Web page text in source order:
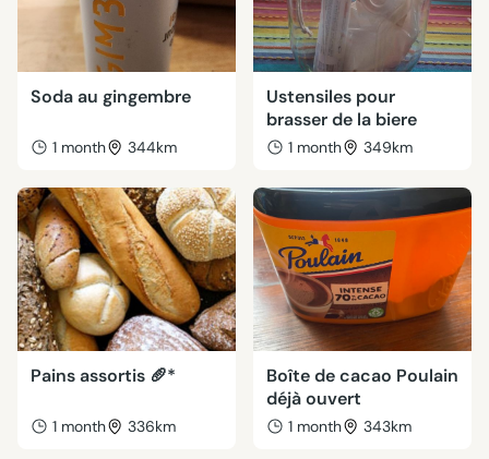
Soda au gingembre
1 month 344km
Ustensiles pour
brasser de la biere
1 month 349km
Pains assortis 🥖*
1 month 336km
Boîte de cacao Poulain
déjà ouvert
1 month 343km